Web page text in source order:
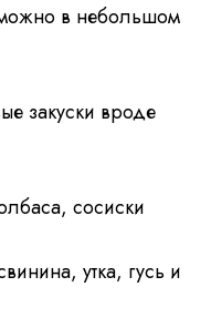
в небольшом
закуски вроде
сосиски
утка, гусь и